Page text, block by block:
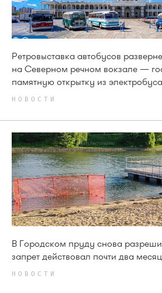
Ретровыставка автобусов
на Северном речном вокзале —
памятную открытку из электробуса
НОВОСТИ
В Городском пруду снова
запрет действовал почти два
НОВОСТИ